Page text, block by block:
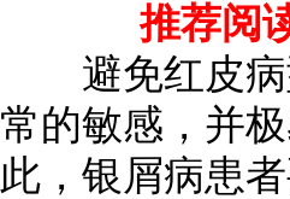
推荐阅
避免红皮病
常的敏感，并
此，银屑病患